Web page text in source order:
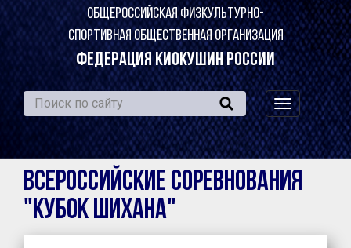
ОБЩЕРОССИЙСКАЯ ФИЗКУЛЬТУРНО-
СПОРТИВНАЯ ОБЩЕСТВЕННАЯ ОРГАНИЗАЦИЯ
ФЕДЕРАЦИЯ КИОКУШИН РОССИИ
навигация
по
сайту
Всероссийские соревнования
"Кубок Шихана"